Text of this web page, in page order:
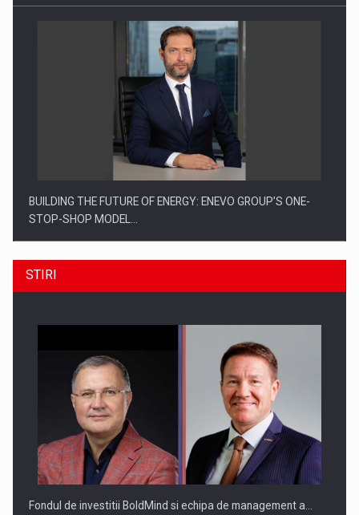
BUILDING THE FUTURE OF ENERGY: ENEVO GROUP’S ONE-
STOP-SHOP MODEL…
ROOTED IN ROMANIA, BUILT TO DELIVER TECHNOLOGY FOR
THE…
STIRI
Fondul de investitii BoldMind si echipa de management a…